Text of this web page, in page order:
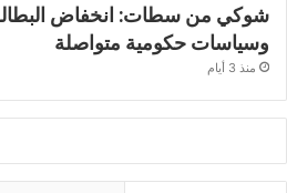
شوكي من سطات: انخفاض
وسياسات حكومية متواصلة
منذ 3 أيام